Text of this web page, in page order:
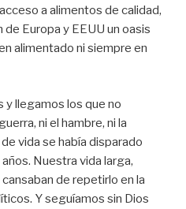
a alimentos de calidad,
Europa y EEUU un oasis
alimentado ni siempre en
y llegamos los que no
ni el hambre, ni la
vida se había disparado
Nuestra vida larga,
de repetirlo en la
Y seguíamos sin Dios